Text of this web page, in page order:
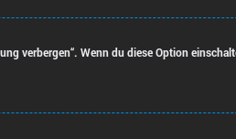
verbergen“. Wenn du diese Option